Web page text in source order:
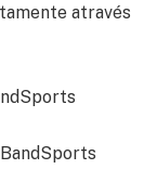
através